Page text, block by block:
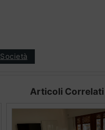
Società
Articoli Correlati